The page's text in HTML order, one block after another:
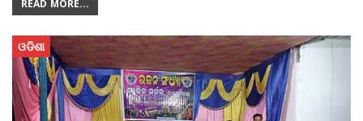
READ MORE...
ଓଡିଶା